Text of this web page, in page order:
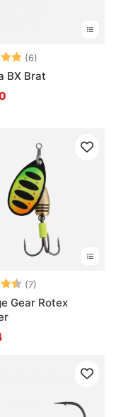
(6)
BX Brat
(7)
Gear Rotex